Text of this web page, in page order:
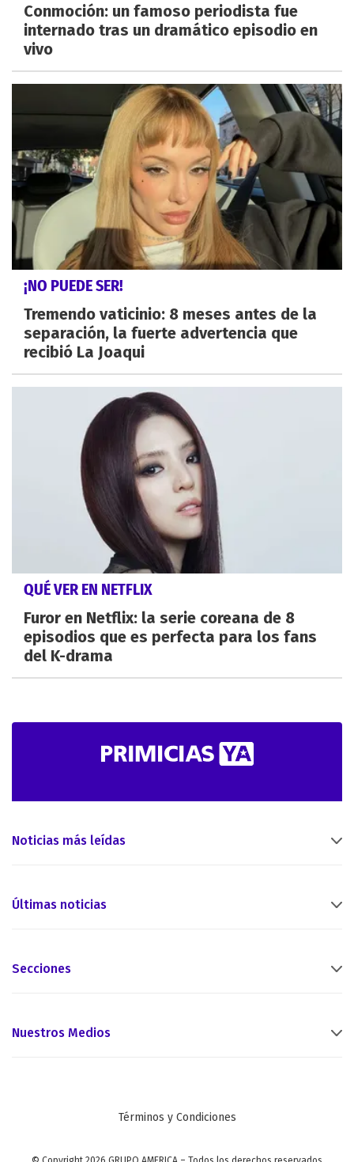
Conmoción: un famoso periodista fue
internado tras un dramático episodio en
vivo
¡NO PUEDE SER!
Tremendo vaticinio: 8 meses antes de la
separación, la fuerte advertencia que
recibió La Joaqui
QUÉ VER EN NETFLIX
Furor en Netflix: la serie coreana de 8
episodios que es perfecta para los fans
del K-drama
Noticias más leídas
Últimas noticias
Secciones
Nuestros Medios
Términos y Condiciones